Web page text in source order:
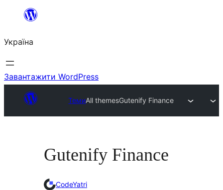
Перейти
вмісту
Україна
Завантажити WordPress
ТемиAll themesGutenify Finance
Gutenify Finance
CodeYatri